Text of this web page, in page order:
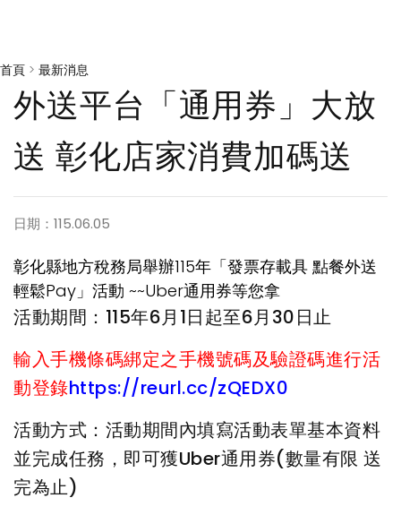
首頁 > 最新消息
外送平台「通用券」大放
送 彰化店家消費加碼送
日期：115.06.05
彰化縣地方稅務局舉辦115年「發票存載具 點餐外送
輕鬆Pay」活動 ~~Uber通用券等您拿
活動期間：115年6月1日起至6月30日止
輸入手機條碼綁定之手機號碼及驗證碼進行活
動登錄https://reurl.cc/zQEDX0
活動方式：活動期間內填寫活動表單基本資料
並完成任務，即可獲Uber通用券(數量有限 送
完為止)